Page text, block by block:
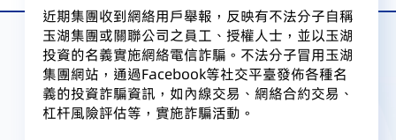
近期集團收到網絡用戶舉報，反映有不法分子自稱
玉湖集團或關聯公司之員工、授權人士，並以玉湖
投資的名義實施網絡電信詐騙。不法分子冒用玉湖
集團網站，通過Facebook等社交平臺發佈各種名
義的投資詐騙資訊，如內線交易、網絡合約交易、
杠杆風險評估等，實施詐騙活動。